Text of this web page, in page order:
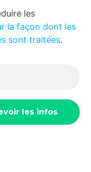
les
la façon dont les
sont traitées.